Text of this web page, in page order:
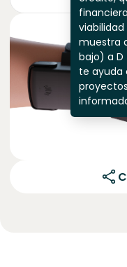
muestra
bajo) a
te ayuda